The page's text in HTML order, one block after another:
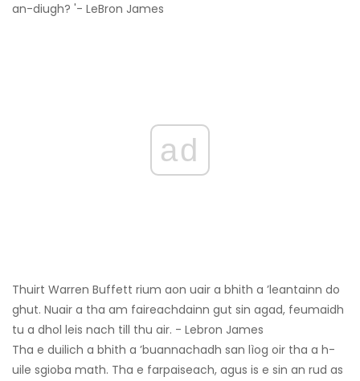
an-diugh? '- LeBron James
ad
Thuirt Warren Buffett rium aon uair a bhith a ’leantainn do
ghut. Nuair a tha am faireachdainn gut sin agad, feumaidh
tu a dhol leis nach till thu air. - Lebron James
Tha e duilich a bhith a ’buannachadh san lìog oir tha a h-
uile sgioba math. Tha e farpaiseach, agus is e sin an rud as